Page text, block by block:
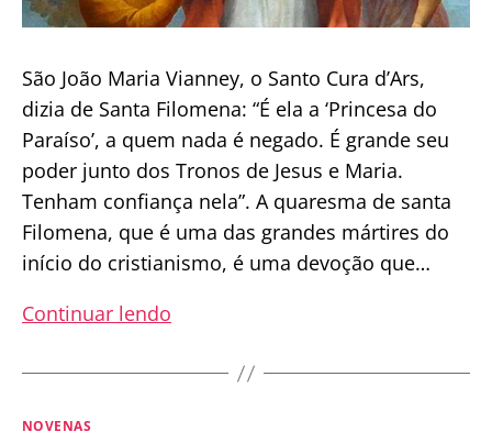
São João Maria Vianney, o Santo Cura d’Ars,
dizia de Santa Filomena: “É ela a ‘Princesa do
Paraíso’, a quem nada é negado. É grande seu
poder junto dos Tronos de Jesus e Maria.
Tenham confiança nela”. A quaresma de santa
Filomena, que é uma das grandes mártires do
início do cristianismo, é uma devoção que…
Continuar lendo
a
Categorias
NOVENAS